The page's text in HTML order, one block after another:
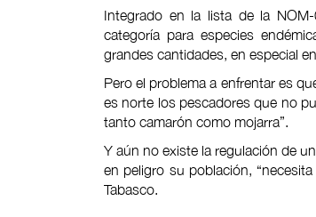
Integrado en la lista de la
categoría para especies
grandes cantidades, en especial
Pero el problema a enfrentar es
es norte los pescadores que no
tanto camarón como mojarra”.
Y aún no existe la regulación de
en peligro su población,
Tabasco.